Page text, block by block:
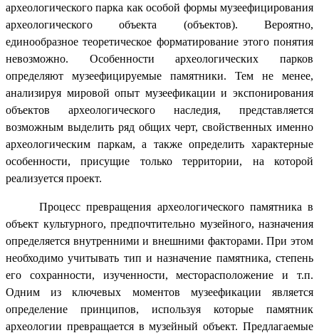
археологического парка как особой формы музеефицирования
археологического объекта (объектов). Вероятно,
единообразное теоретическое форматирование этого понятия
невозможно. Особенности археологических парков
определяют музеефицируемые памятники. Тем не менее,
анализируя мировой опыт музеефикации и экспонирования
объектов археологического наследия, представляется
возможным выделить ряд общих черт, свойственных именно
археологическим паркам, а также определить характерные
особенности, присущие только территории, на которой
реализуется проект.
Процесс превращения археологического памятника в
объект культурного, предпочтительно музейного, назначения
определяется внутренними и внешними факторами. При этом
необходимо учитывать тип и назначение памятника, степень
его сохранности, изученности, месторасположение и т.п.
Одним из ключевых моментов музеефикации является
определение принципов, используя которые памятник
археологии превращается в музейный объект. Предлагаемые